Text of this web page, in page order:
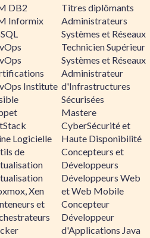
DB2
Informix
Institute
Logicielle
de
Xen
et
Titres diplômants
Administrateurs
Systèmes et Réseaux
Technicien Supérieur
Systèmes et Réseaux
Administrateur
d'Infrastructures
Sécurisées
Mastere
CyberSécurité et
Haute Disponibilité
Concepteurs et
Développeurs
Développeurs Web
et Web Mobile
Concepteur
Développeur
d'Applications Java